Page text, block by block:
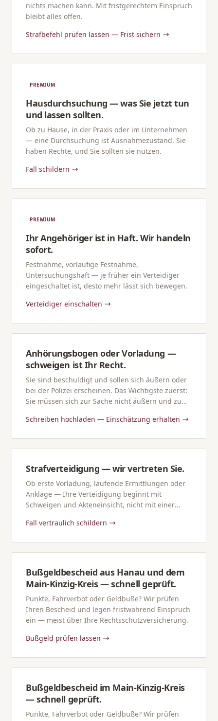
nichts machen kann. Mit fristgerechtem Einspruch
bleibt alles offen.
Strafbefehl prüfen lassen — Frist sichern
PREMIUM
Hausdurchsuchung — was Sie jetzt tun
und lassen sollten.
Ob zu Hause, in der Praxis oder im Unternehmen
— eine Durchsuchung ist Ausnahmezustand. Sie
haben Rechte, und Sie sollten sie nutzen.
Fall schildern
PREMIUM
Ihr Angehöriger ist in Haft. Wir handeln
sofort.
Festnahme, vorläufige Festnahme,
Untersuchungshaft — je früher ein Verteidiger
eingeschaltet ist, desto mehr lässt sich bewegen.
Verteidiger einschalten
Anhörungsbogen oder Vorladung —
schweigen ist Ihr Recht.
Sie sind beschuldigt und sollen sich äußern oder
bei der Polizei erscheinen. Das Wichtigste zuerst:
Sie müssen sich zur Sache nicht äußern und zu
Schreiben hochladen — Einschätzung erhalten
Strafverteidigung — wir vertreten Sie.
Ob erste Vorladung, laufende Ermittlungen oder
Anklage — Ihre Verteidigung beginnt mit
Schweigen und Akteneinsicht, nicht mit einer
Fall vertraulich schildern
Bußgeldbescheid aus Hanau und dem
Main-Kinzig-Kreis — schnell geprüft.
Punkte, Fahrverbot oder Geldbuße? Wir prüfen
Ihren Bescheid und legen fristwahrend Einspruch
ein — meist über Ihre Rechtsschutzversicherung.
Bußgeld prüfen lassen
Bußgeldbescheid im Main-Kinzig-Kreis
— schnell geprüft.
Punkte, Fahrverbot oder Geldbuße? Wir prüfen